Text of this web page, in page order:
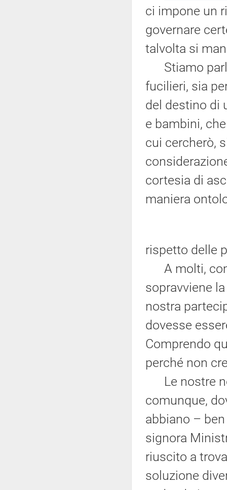
ci impone un
governare
talvolta si
Stiamo
fucilieri, sia
del destino di
e bambini,
cui cercherò,
cortesia di
maniera
rispetto delle
A molti,
sopravviene
nostra
dovesse
Comprendo
perché non
Le nostre
comunque,
abbiano –
signora
riuscito a
soluzione